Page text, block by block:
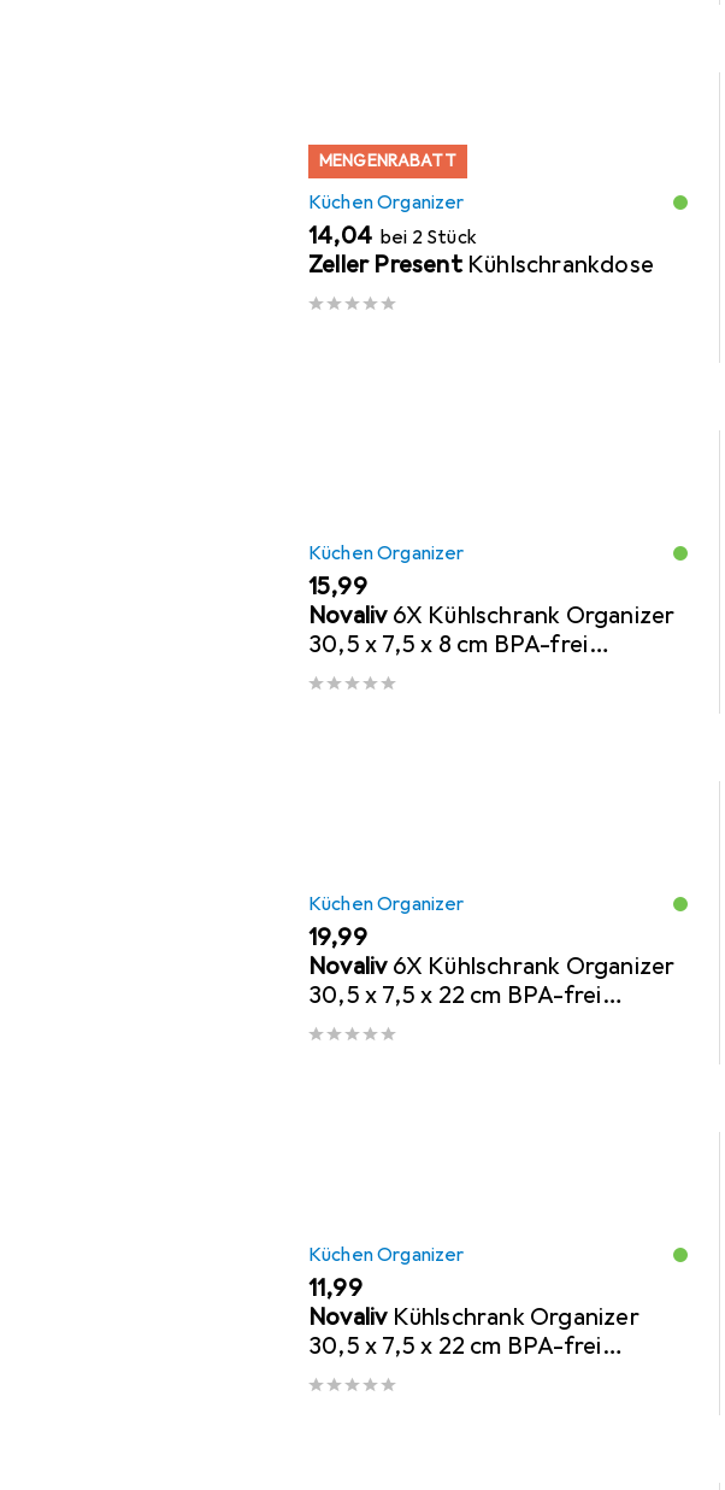
MENGENRABATT
Küchen Organizer
EUR
14,04 bei 2 Stück
Zeller Present Kühlschrankdose
Küchen Organizer
EUR
15,99
Novaliv 6X Kühlschrank Organizer
30,5 x 7,5 x 8 cm BPA-frei
Ordnung Made in Germany
Küchen Organizer
EUR
19,99
Novaliv 6X Kühlschrank Organizer
30,5 x 7,5 x 22 cm BPA-frei
Küchenordnung Made in Germany
Küchen Organizer
EUR
11,99
Novaliv Kühlschrank Organizer
30,5 x 7,5 x 22 cm BPA-frei
Küchenordnung Made in Germany